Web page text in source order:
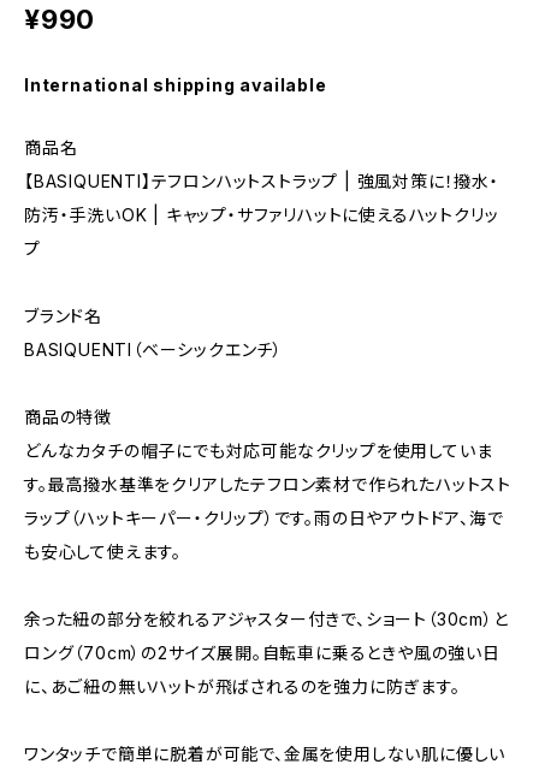
¥990
International shipping available
商品名
【BASIQUENTI】テフロンハットストラップ | 強風対策に！撥水・
防汚・手洗いOK | キャップ・サファリハットに使えるハットクリッ
プ
ブランド名
BASIQUENTI（ベーシックエンチ）
商品の特徴
どんなカタチの帽子にでも対応可能なクリップを使用していま
す。最高撥水基準をクリアしたテフロン素材で作られたハットスト
ラップ（ハットキーパー・クリップ）です。雨の日やアウトドア、海で
も安心して使えます。
余った紐の部分を絞れるアジャスター付きで、ショート（30cm）と
ロング（70cm）の2サイズ展開。自転車に乗るときや風の強い日
に、あご紐の無いハットが飛ばされるのを強力に防ぎます。
ワンタッチで簡単に脱着が可能で、金属を使用しない肌に優しい